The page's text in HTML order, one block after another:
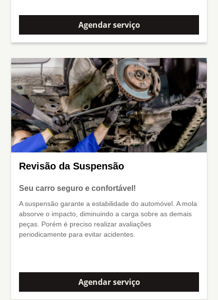
Agendar serviço
Revisão da Suspensão
Seu carro seguro e confortável!
A suspensão garante a estabilidade do automóvel. A mola
absorve o impacto, diminuindo a carga sobre as demais
peças. Porém é preciso realizar avaliações
periodicamente para evitar acidentes.
Agendar serviço